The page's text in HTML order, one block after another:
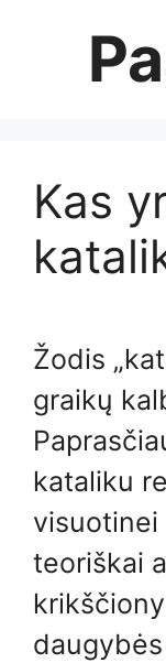
Kas
Žodis
graikų
kataliku
visuotinei
teoriškai